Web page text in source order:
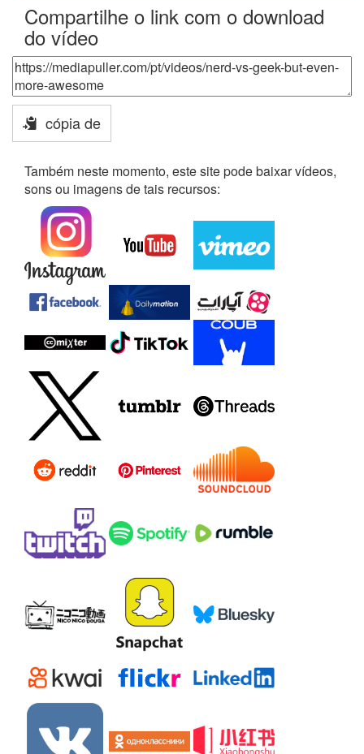
Compartilhe o link com o download
do vídeo
cópia de
Também neste momento, este site pode baixar vídeos,
sons ou imagens de tais recursos: